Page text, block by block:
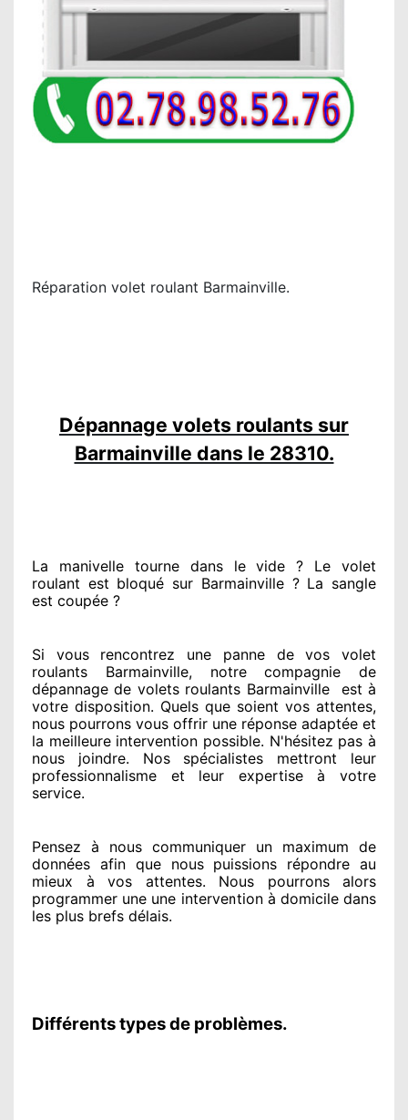
Réparation volet roulant Barmainville.
Dépannage volets roulants sur
Barmainville dans le 28310.
La manivelle tourne dans le vide ? Le volet
roulant est bloqué sur Barmainville ? La sangle
est coupée ?
Si vous rencontrez une panne de vos volet
roulants Barmainville, notre compagnie de
dépannage de volets roulants Barmainville
est à
votre disposition. Quels que soient vos attentes,
nous pourrons vous offrir une réponse adaptée et
la meilleure intervention possible. N'hésitez pas à
nous joindre. Nos spécialistes mettront leur
professionnalisme et leur expertise à votre
service.
Pensez à nous communiquer un maximum de
données afin que nous puissions répondre au
mieux à vos attentes. Nous pourrons alors
programmer une une intervention à domiciledans
les plus brefs délais.
Différents types de problèmes.